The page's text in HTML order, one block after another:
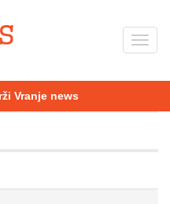
Vranje news